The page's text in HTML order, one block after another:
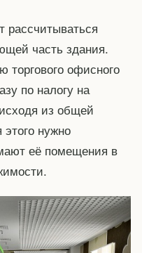
рассчитываться
часть здания.
офисного
по налогу на
из общей
нужно
её помещения в